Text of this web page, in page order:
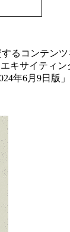
るコンテン
キサイティ
年6月9日版